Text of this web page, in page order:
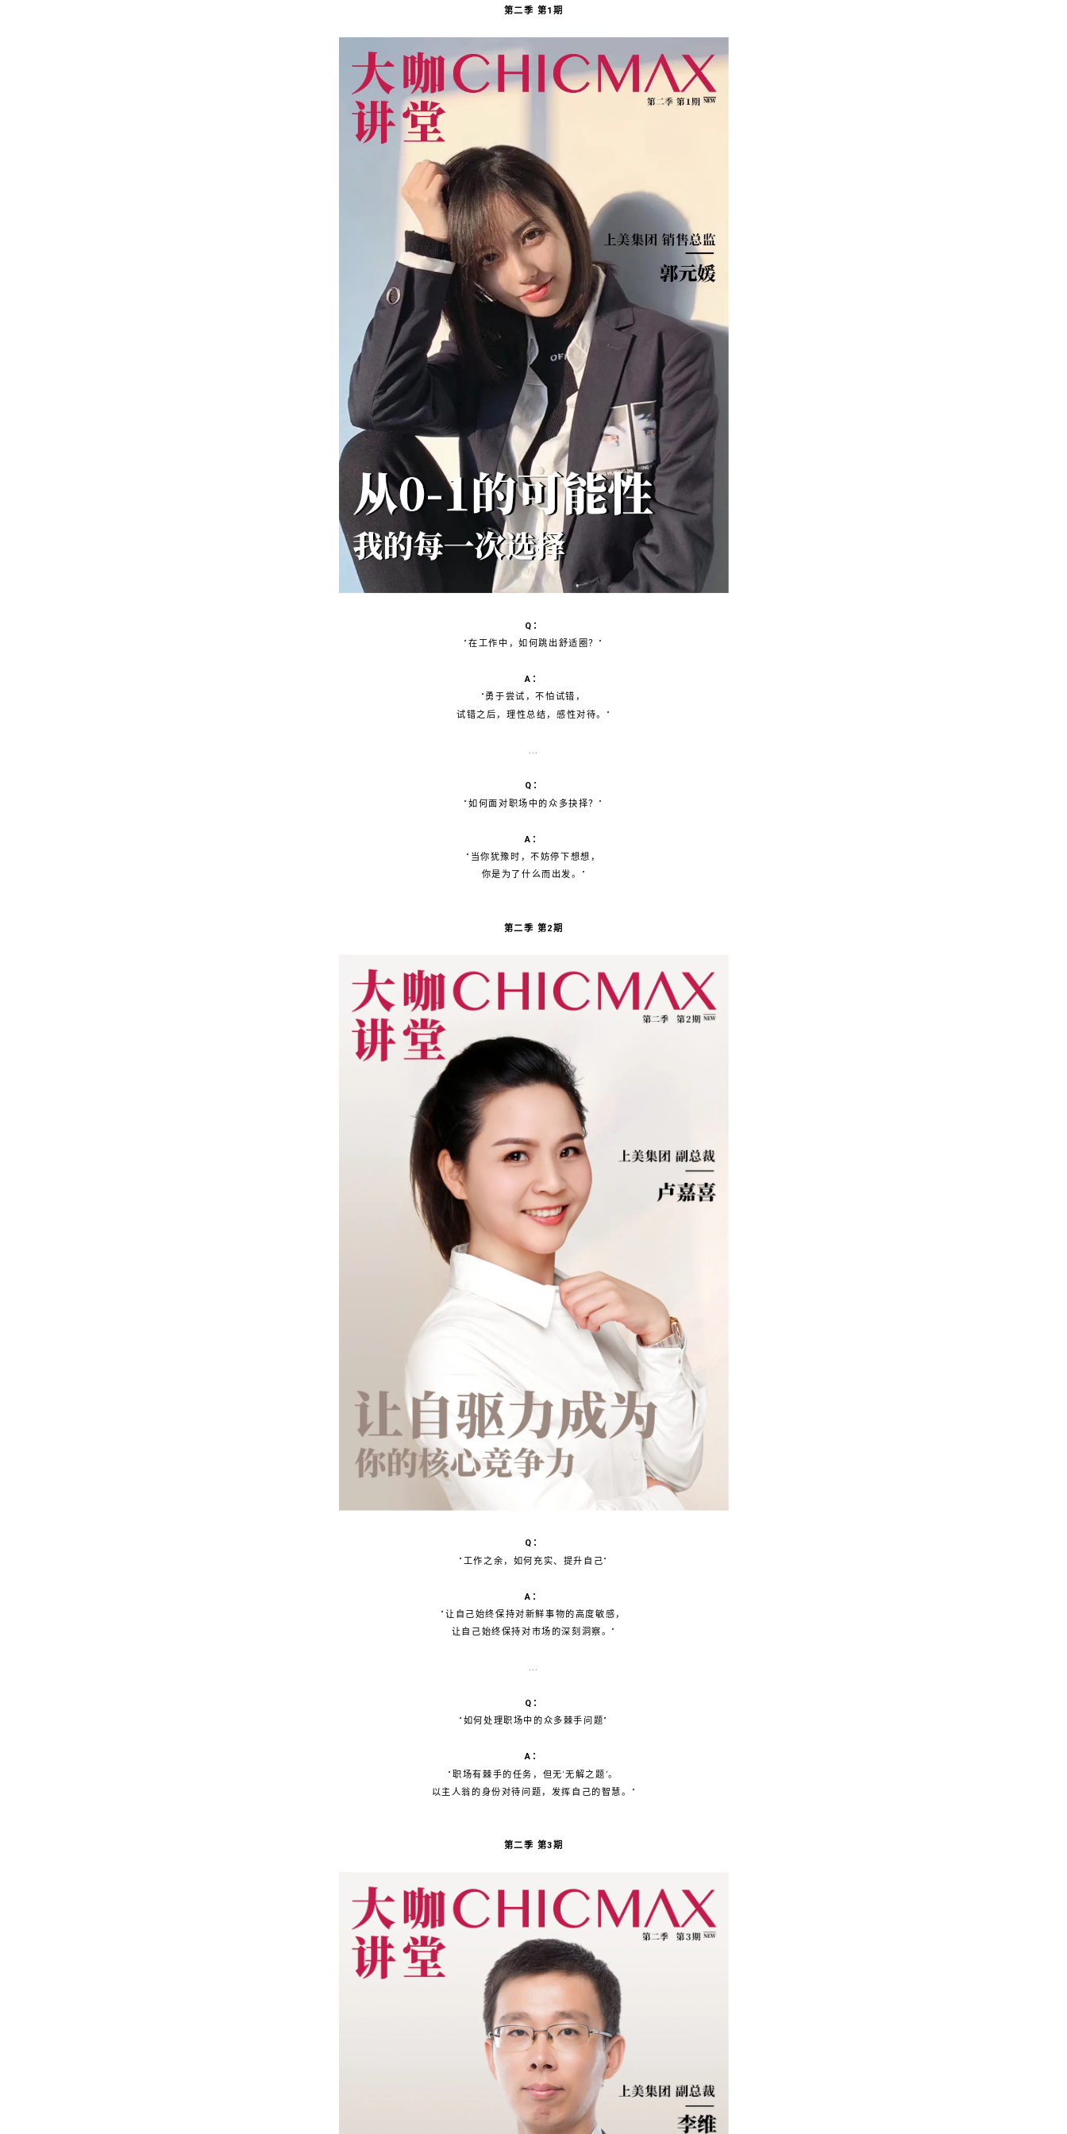
第二季 第1期
Q：
“在工作中，如何跳出舒适圈？”
A：
“勇于尝试，不怕试错，
试错之后，理性总结，感性对待。”
Q：
“如何面对职场中的众多抉择？”
A：
“当你犹豫时，不妨停下想想，
你是为了什么而出发。”
第二季 第2期
Q：
“工作之余，如何充实、提升自己”
A：
“让自己始终保持对新鲜事物的高度敏感，
让自己始终保持对市场的深刻洞察。”
...
Q：
“如何处理职场中的众多棘手问题”
A：
“职场有棘手的任务，但无‘无解之题’。
以主人翁的身份对待问题，发挥自己的智慧。”
第二季 第3期